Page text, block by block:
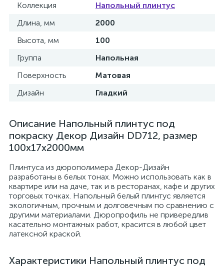
Коллекция
Напольный плинтус
Длина, мм
2000
Высота, мм
100
Группа
Напольная
Поверхность
Матовая
Дизайн
Гладкий
Описание Напольный плинтус под
покраску Декор Дизайн DD712, размер
100х17х2000мм
Плинтуса из дюрополимера Декор-Дизайн
разработаны в белых тонах. Можно использовать как в
квартире или на даче, так и в ресторанах, кафе и других
торговых точках. Напольный белый плинтус является
экологичным, прочным и долговечным по сравнению с
другими материалами. Дюропрофиль не привередлив
касательно монтажных работ, красится в любой цвет
латексной краской.
Характеристики Напольный плинтус под